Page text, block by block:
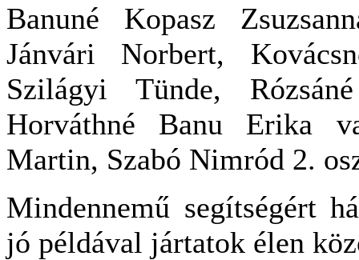
Banuné Kopasz
Jánvári Norbert,
Szilágyi Tünde,
Horváthné Banu Erika
Martin, Szabó Nimród 2.
Mindennemű segítségért
jó példával jártatok élen